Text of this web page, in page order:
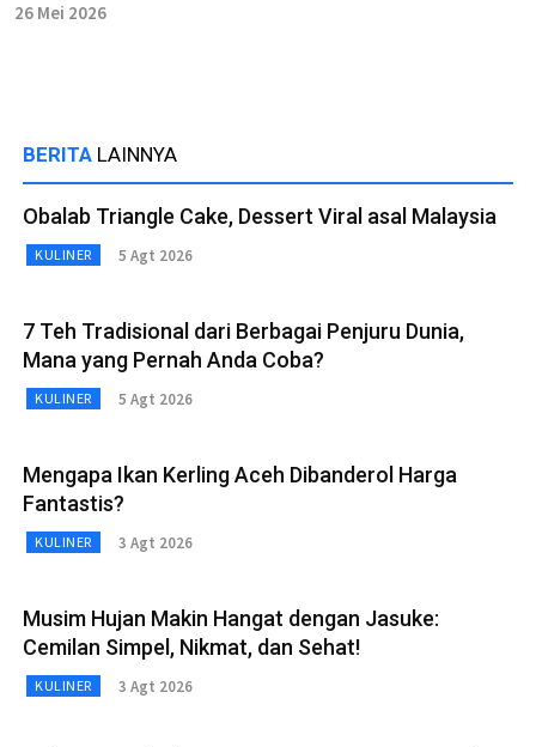
26 Mei 2026
BERITA LAINNYA
Obalab Triangle Cake, Dessert Viral asal Malaysia
KULINER 5 Agt 2026
7 Teh Tradisional dari Berbagai Penjuru Dunia,
Mana yang Pernah Anda Coba?
KULINER 5 Agt 2026
Mengapa Ikan Kerling Aceh Dibanderol Harga
Fantastis?
KULINER 3 Agt 2026
Musim Hujan Makin Hangat dengan Jasuke:
Cemilan Simpel, Nikmat, dan Sehat!
KULINER 3 Agt 2026